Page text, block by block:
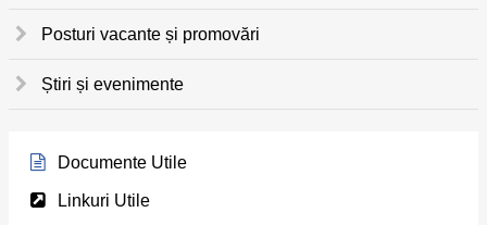
Posturi vacante și promovări
Știri și evenimente
Documente Utile
Linkuri Utile